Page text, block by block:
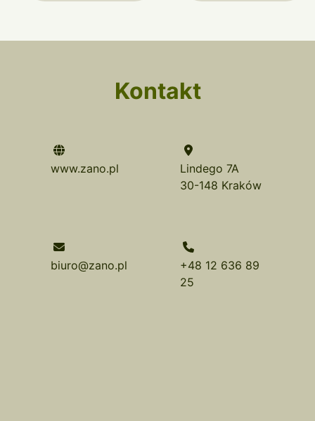
Kontakt
www.zano.pl
Lindego 7A
30-148 Kraków
biuro@zano.pl
+48 12 636 89
25